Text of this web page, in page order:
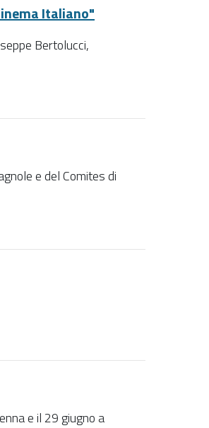
Italiano"
Bertolucci,
e del Comites di
e il 29 giugno a